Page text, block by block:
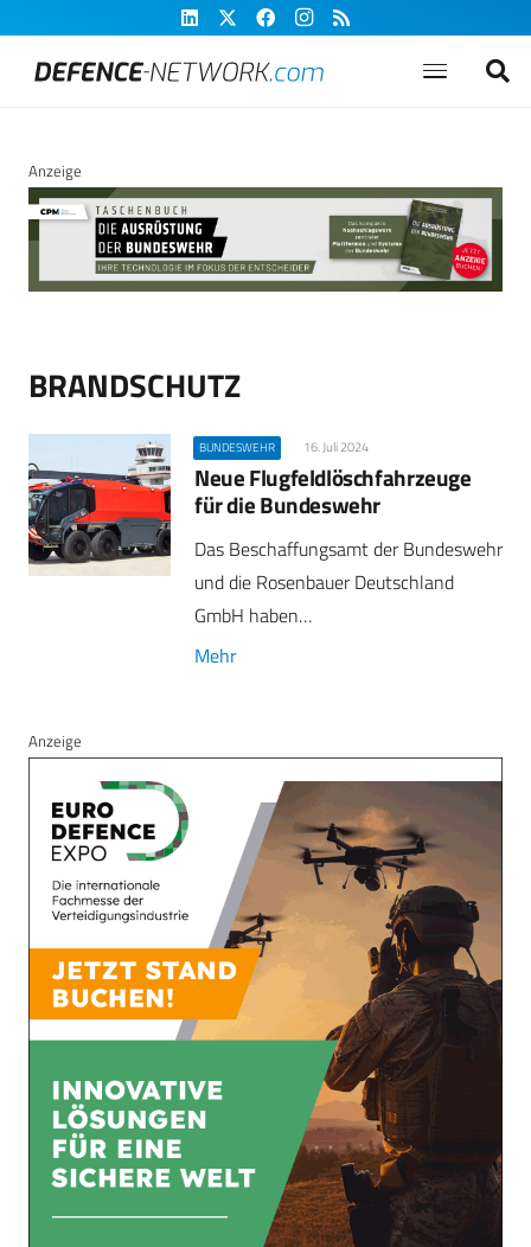
Anzeige
BRANDSCHUTZ
BUNDESWEHR 16. Juli 2024
Neue Flugfeldlöschfahrzeuge
für die Bundeswehr
Das Beschaffungsamt der Bundeswehr
und die Rosenbauer Deutschland
GmbH haben…
Mehr
Anzeige